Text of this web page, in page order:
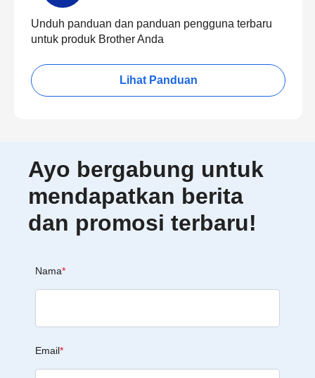
Unduh panduan dan panduan pengguna terbaru
untuk produk Brother Anda
Lihat Panduan
Ayo bergabung untuk
mendapatkan berita
dan promosi terbaru!
Nama*
Email*